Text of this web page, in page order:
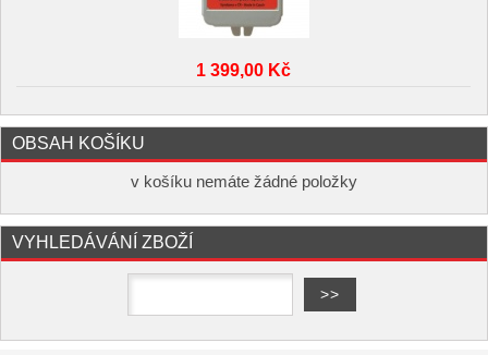
1 399,00 Kč
OBSAH KOŠÍKU
v košíku nemáte žádné položky
VYHLEDÁVÁNÍ ZBOŽÍ